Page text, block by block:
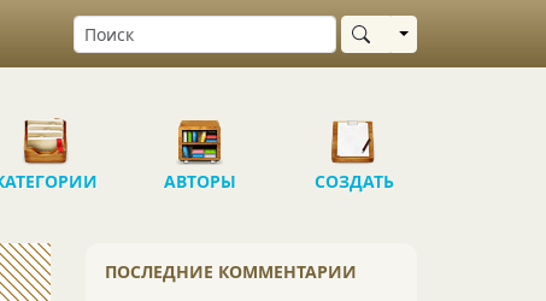
Выбрать область
АВТОРЫ СОЗДАТЬ
ПОСЛЕДНИЕ КОММЕНТАРИИ